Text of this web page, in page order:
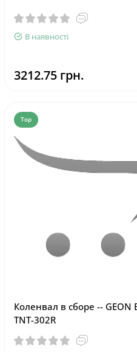
В наявності
3212.75 грн.
Top
Коленвал в сборе -- GEON
TNT-302R